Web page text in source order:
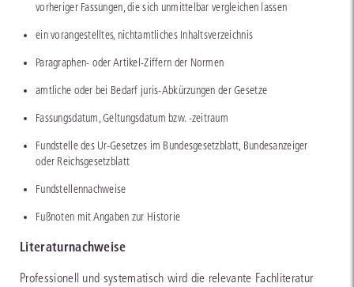
vorheriger Fassungen, die sich unmittelbar vergleichen lassen
ein vorangestelltes, nichtamtliches Inhaltsverzeichnis
Paragraphen- oder Artikel-Ziffern der Normen
amtliche oder bei Bedarf juris-Abkürzungen der Gesetze
Fassungsdatum, Geltungsdatum bzw. -zeitraum
Fundstelle des Ur-Gesetzes im Bundesgesetzblatt, Bundesanzeiger
oder Reichsgesetzblatt
Fundstellennachweise
Fußnoten mit Angaben zur Historie
Literaturnachweise
Professionell und systematisch wird die relevante Fachliteratur